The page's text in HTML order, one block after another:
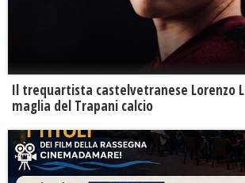
Il trequartista castelvetranese Lorenzo
maglia del Trapani calcio